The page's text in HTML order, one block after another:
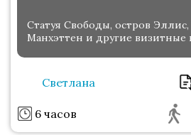
Статуя Свободы, остров
Манхэттен и другие визитные
Светлана
6 часов